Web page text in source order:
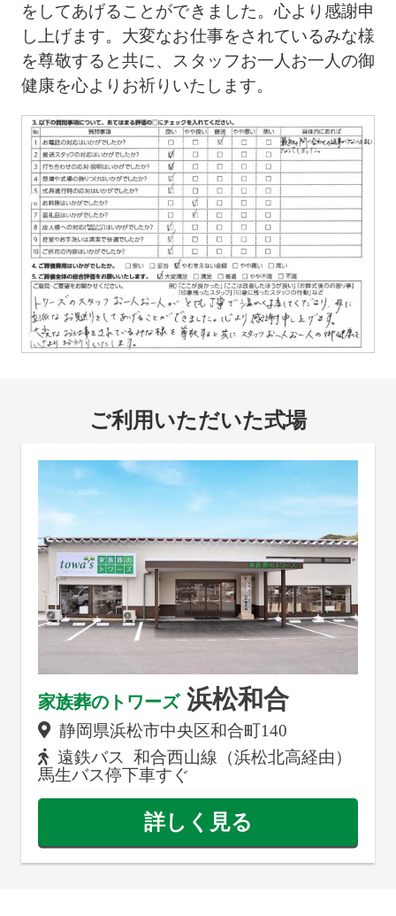
をしてあげることができました。心より感謝申
し上げます。大変なお仕事をされているみな様
を尊敬すると共に、スタッフお一人お一人の御
健康を心よりお祈りいたします。
ご利用いただいた式場
家族葬のトワーズ浜松和合
静岡県浜松市中央区和合町140
遠鉄バス 和合西山線（浜松北高経由）
馬生バス停下車すぐ
詳しく見る